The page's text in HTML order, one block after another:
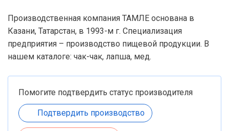
Производственная компания ТАМЛЕ основана в
Казани, Татарстан, в 1993-м г. Специализация
предприятия – производство пищевой продукции. В
нашем каталоге: чак-чак, лапша, мед.
Помогите подтвердить статус производителя
Подтвердить производство